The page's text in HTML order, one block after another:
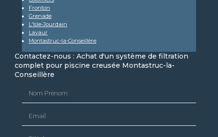
Fronton
Grenade
L'Isle-Jourdain
Lavaur
Montastruc-la-Conseillère
Contactez-nous : Achat d'un système de filtration
complet pour piscine creusée Montastruc-la-
Conseillère